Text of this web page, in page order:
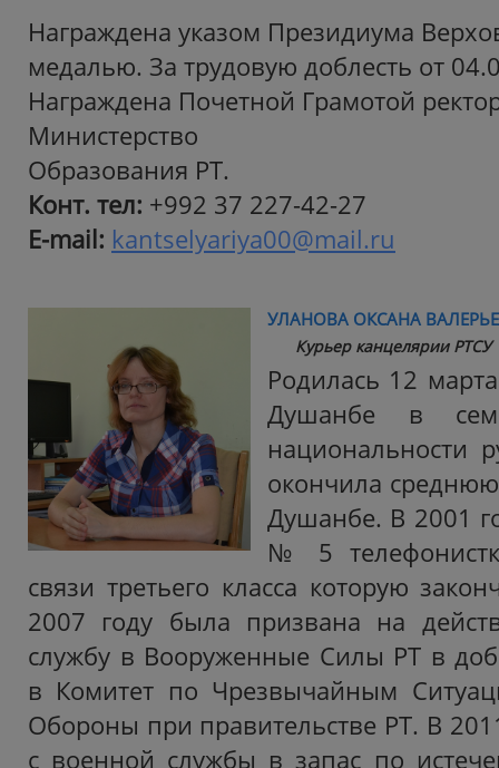
Награждена указом Президиума
медалью. За трудовую доблесть от
Награждена Почетной Грамотой
Министерство
Образования РТ.
Конт. тел: +992 37 227-42-27
E-mail: kantselyariya00@mail.ru
УЛАНОВА ОКСАНА
Курьер канцелярии РТСУ
Родилась 12
Душанбе в
национальности
окончила
Душанбе. В 2001
№ 5
связи третьего класса которую
2007 году была призвана на
службу в Вооруженные Силы РТ в
в Комитет по Чрезвычайным
Обороны при правительстве РТ. В
с военной службы в запас по